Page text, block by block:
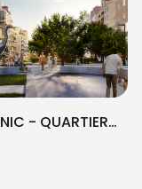
BOTANIC - QUARTIER BLOSSOM PARK